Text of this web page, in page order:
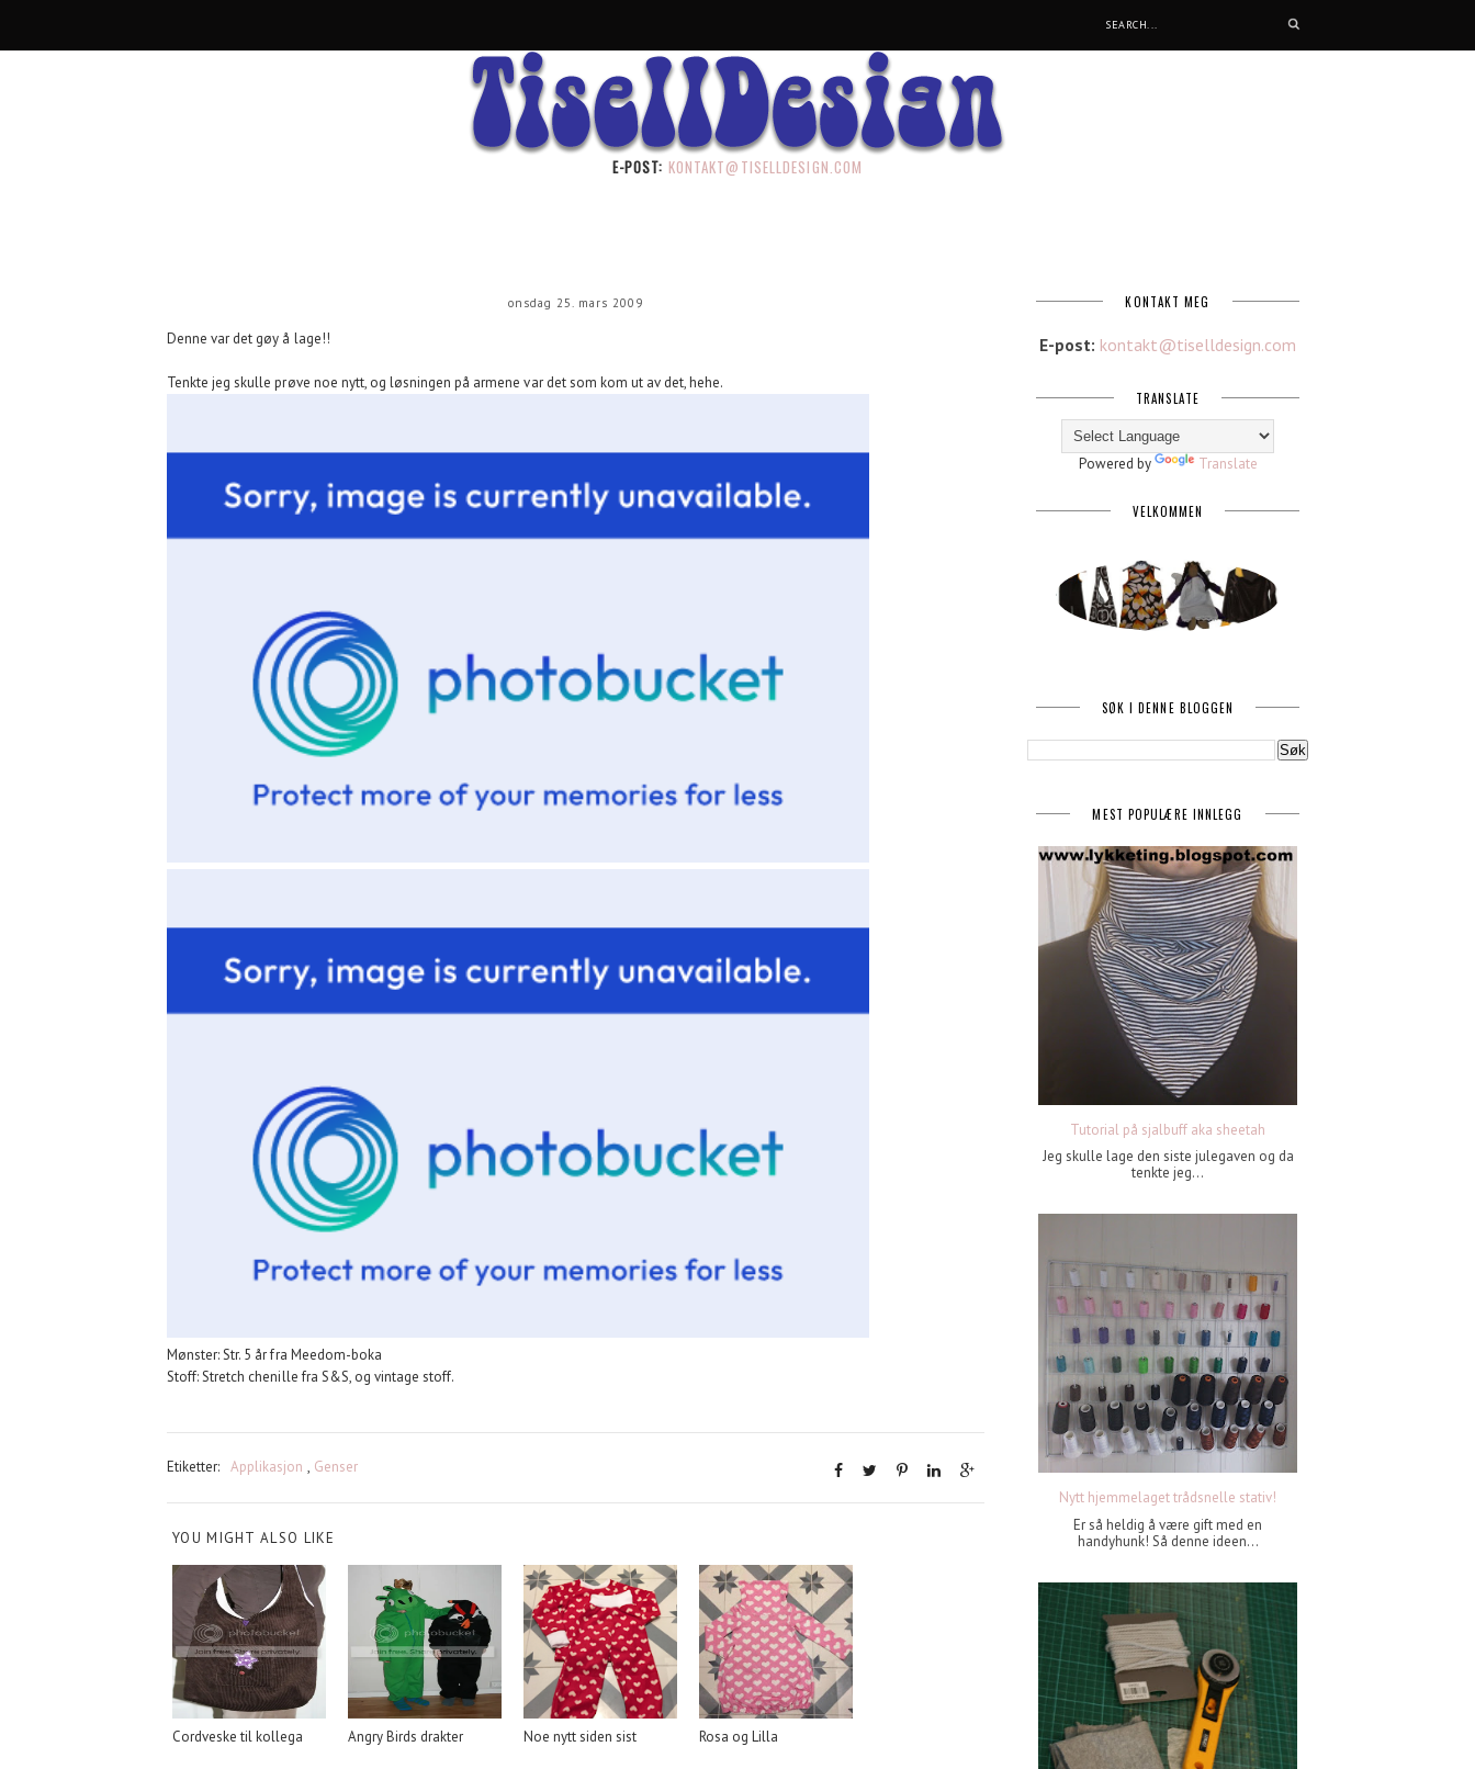
E-POST: KONTAKT@TISELLDESIGN.COM
onsdag 25. mars 2009
Denne var det gøy å lage!!
Tenkte jeg skulle prøve noe nytt, og løsningen på armene var det som kom ut av det, hehe.
Mønster: Str. 5 år fra Meedom-boka
Stoff: Stretch chenille fra S&S, og vintage stoff.
Etiketter: Applikasjon , Genser
YOU MIGHT ALSO LIKE
Cordveske til kollega Angry Birds drakter Noe nytt siden sist Rosa og Lilla
KONTAKT MEG
E-post: kontakt@tiselldesign.com
TRANSLATE
Powered by Translate
VELKOMMEN
SØK I DENNE BLOGGEN
MEST POPULÆRE INNLEGG
Tutorial på sjalbuff aka sheetah
Jeg skulle lage den siste julegaven og da
tenkte jeg...
Nytt hjemmelaget trådsnelle stativ!
Er så heldig å være gift med en
handyhunk! Så denne ideen...